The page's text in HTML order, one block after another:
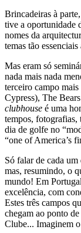
Brincadeiras à
tive a oportunidade
nomes da
temas tão
Mas eram só
nada mais nada
terceiro campo
Cypress), The
clubhouse é uma
tempos, fotografias,
dia de golfe no
“one of America’s
Só falar de cada
mas, resumindo, o
mundo! Em
excelência, com
Estes três campos
chegam ao ponto
Clube... Imaginem